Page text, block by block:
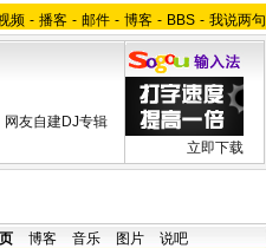
频 - 播客 - 邮件 - 博客 - BBS - 我说两句
网友自建DJ专辑
立即下载
博客 音乐 图片 说吧